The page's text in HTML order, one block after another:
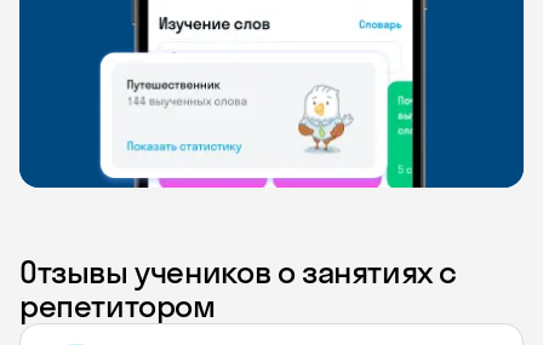
Отзывы учеников о занятиях с
репетитором